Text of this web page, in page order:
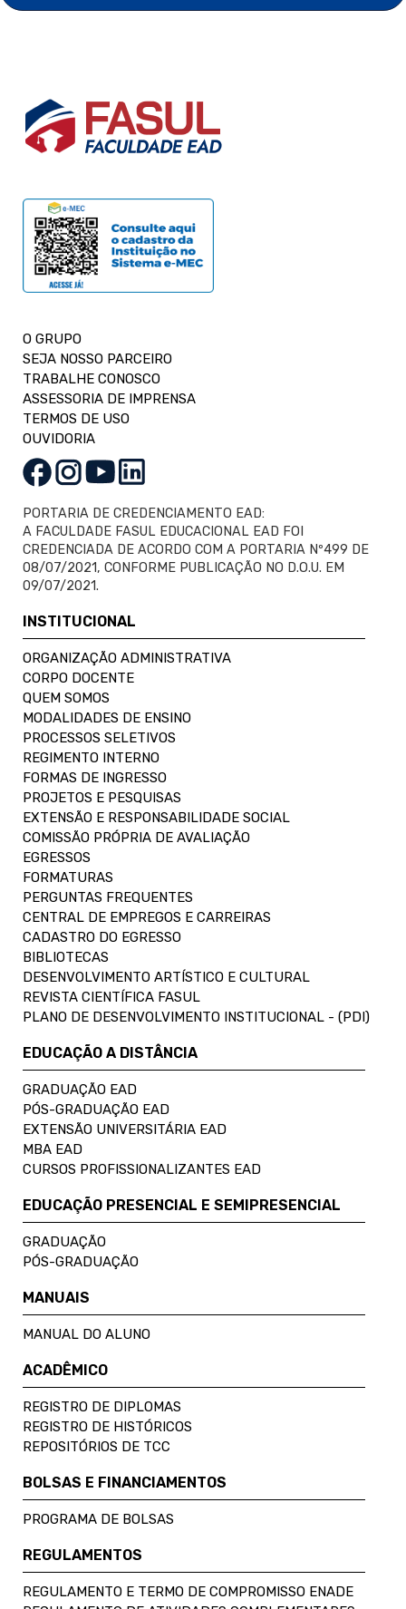
O GRUPO
SEJA NOSSO PARCEIRO
TRABALHE CONOSCO
ASSESSORIA DE IMPRENSA
TERMOS DE USO
OUVIDORIA
PORTARIA DE CREDENCIAMENTO EAD:
A FACULDADE FASUL EDUCACIONAL EAD FOI
CREDENCIADA DE ACORDO COM A PORTARIA Nº499 DE
08/07/2021, CONFORME PUBLICAÇÃO NO D.O.U. EM
09/07/2021.
INSTITUCIONAL
ORGANIZAÇÃO ADMINISTRATIVA
CORPO DOCENTE
QUEM SOMOS
MODALIDADES DE ENSINO
PROCESSOS SELETIVOS
REGIMENTO INTERNO
FORMAS DE INGRESSO
PROJETOS E PESQUISAS
EXTENSÃO E RESPONSABILIDADE SOCIAL
COMISSÃO PRÓPRIA DE AVALIAÇÃO
EGRESSOS
FORMATURAS
PERGUNTAS FREQUENTES
CENTRAL DE EMPREGOS E CARREIRAS
CADASTRO DO EGRESSO
BIBLIOTECAS
DESENVOLVIMENTO ARTÍSTICO E CULTURAL
REVISTA CIENTÍFICA FASUL
PLANO DE DESENVOLVIMENTO INSTITUCIONAL - (PDI)
EDUCAÇÃO A DISTÂNCIA
GRADUAÇÃO EAD
PÓS-GRADUAÇÃO EAD
EXTENSÃO UNIVERSITÁRIA EAD
MBA EAD
CURSOS PROFISSIONALIZANTES EAD
EDUCAÇÃO PRESENCIAL E SEMIPRESENCIAL
GRADUAÇÃO
PÓS-GRADUAÇÃO
MANUAIS
MANUAL DO ALUNO
ACADÊMICO
REGISTRO DE DIPLOMAS
REGISTRO DE HISTÓRICOS
REPOSITÓRIOS DE TCC
BOLSAS E FINANCIAMENTOS
PROGRAMA DE BOLSAS
REGULAMENTOS
REGULAMENTO E TERMO DE COMPROMISSO ENADE